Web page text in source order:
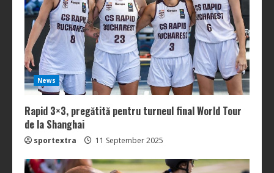
News
Rapid 3×3, pregătită pentru turneul final World Tour
de la Shanghai
sportextra 11 September 2025